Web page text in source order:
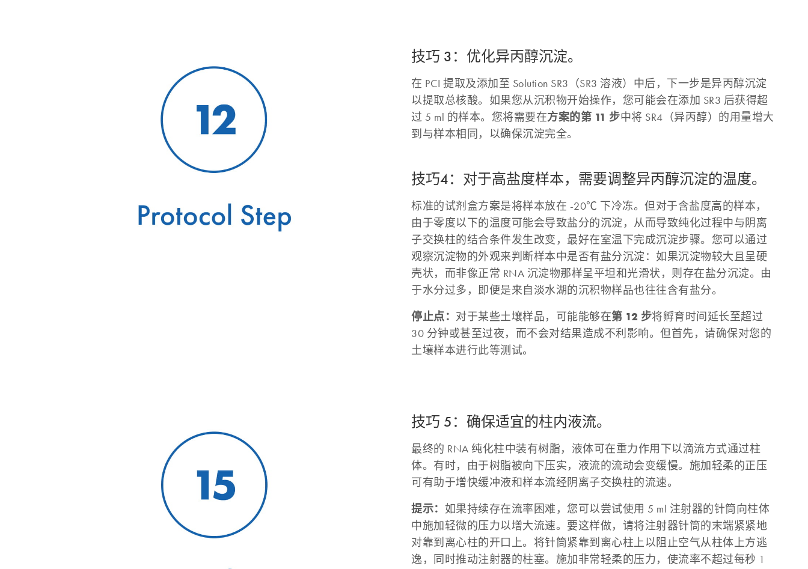
技巧 3：优化异丙醇沉淀。
在 PCI 提取及添加至 Solution SR3（SR3 溶液）中后，下一步是异丙醇沉淀
以提取总核酸。如果您从沉积物开始操作，您可能会在添加 SR3 后获得超
过 5 ml 的样本。您将需要在方案的第 11 步中将 SR4（异丙醇）的用量增大
到与样本相同，以确保沉淀完全。
技巧4：对于高盐度样本，需要调整异丙醇沉淀的温度。
标准的试剂盒方案是将样本放在 -20℃ 下冷冻。但对于含盐度高的样本，
由于零度以下的温度可能会导致盐分的沉淀，从而导致纯化过程中与阴离
子交换柱的结合条件发生改变，最好在室温下完成沉淀步骤。您可以通过
观察沉淀物的外观来判断样本中是否有盐分沉淀：如果沉淀物较大且呈硬
壳状，而非像正常 RNA 沉淀物那样呈平坦和光滑状，则存在盐分沉淀。由
于水分过多，即便是来自淡水湖的沉积物样品也往往含有盐分。
停止点： 对于某些土壤样品，可能能够在第 12 步将孵育时间延长至超过
30 分钟或甚至过夜，而不会对结果造成不利影响。但首先，请确保对您的
土壤样本进行此等测试。
技巧 5：确保适宜的柱内液流。
最终的 RNA 纯化柱中装有树脂，液体可在重力作用下以滴流方式通过柱
体。有时，由于树脂被向下压实，液流的流动会变缓慢。施加轻柔的正压
可有助于增快缓冲液和样本流经阴离子交换柱的流速。
提示： 如果持续存在流率困难，您可以尝试使用 5 ml 注射器的针筒向柱体
中施加轻微的压力以增大流速。要这样做，请将注射器针筒的末端紧紧地
对靠到离心柱的开口上。将针筒紧靠到离心柱上以阻止空气从柱体上方逃
逸，同时推动注射器的柱塞。施加非常轻柔的压力，使流率不超过每秒 1